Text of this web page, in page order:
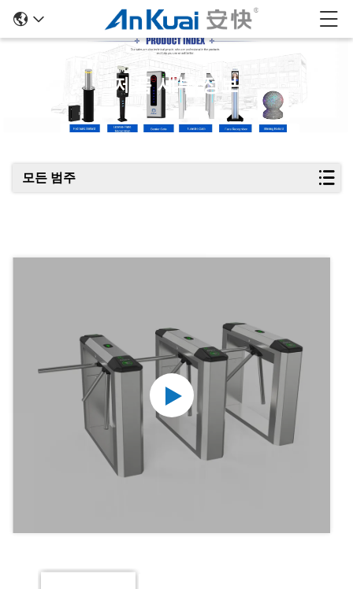
제품 세부 정보
모든 범주